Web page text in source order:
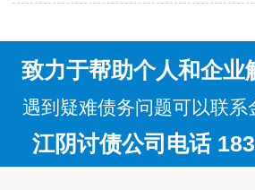
致力于帮助个人和企业
遇到疑难债务问题可以联系
江阴讨债公司电话